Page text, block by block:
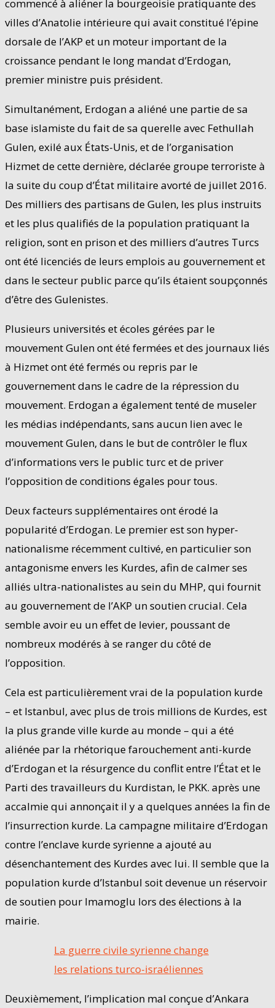
commencé à aliéner la bourgeoisie pratiquante des
villes d’Anatolie intérieure qui avait constitué l’épine
dorsale de l’AKP et un moteur important de la
croissance pendant le long mandat d’Erdogan,
premier ministre puis président.
Simultanément, Erdogan a aliéné une partie de sa
base islamiste du fait de sa querelle avec Fethullah
Gulen, exilé aux États-Unis, et de l’organisation
Hizmet de cette dernière, déclarée groupe terroriste à
la suite du coup d’État militaire avorté de juillet 2016.
Des milliers des partisans de Gulen, les plus instruits
et les plus qualifiés de la population pratiquant la
religion, sont en prison et des milliers d’autres Turcs
ont été licenciés de leurs emplois au gouvernement et
dans le secteur public parce qu’ils étaient soupçonnés
d’être des Gulenistes.
Plusieurs universités et écoles gérées par le
mouvement Gulen ont été fermées et des journaux liés
à Hizmet ont été fermés ou repris par le
gouvernement dans le cadre de la répression du
mouvement. Erdogan a également tenté de museler
les médias indépendants, sans aucun lien avec le
mouvement Gulen, dans le but de contrôler le flux
d’informations vers le public turc et de priver
l’opposition de conditions égales pour tous.
Deux facteurs supplémentaires ont érodé la
popularité d’Erdogan. Le premier est son hyper-
nationalisme récemment cultivé, en particulier son
antagonisme envers les Kurdes, afin de calmer ses
alliés ultra-nationalistes au sein du MHP, qui fournit
au gouvernement de l’AKP un soutien crucial. Cela
semble avoir eu un effet de levier, poussant de
nombreux modérés à se ranger du côté de
l’opposition.
Cela est particulièrement vrai de la population kurde
– et Istanbul, avec plus de trois millions de Kurdes, est
la plus grande ville kurde au monde – qui a été
aliénée par la rhétorique farouchement anti-kurde
d’Erdogan et la résurgence du conflit entre l’État et le
Parti des travailleurs du Kurdistan, le PKK. après une
accalmie qui annonçait il y a quelques années la fin de
l’insurrection kurde. La campagne militaire d’Erdogan
contre l’enclave kurde syrienne a ajouté au
désenchantement des Kurdes avec lui. Il semble que la
population kurde d’Istanbul soit devenue un réservoir
de soutien pour Imamoglu lors des élections à la
mairie.
La guerre civile syrienne change
les relations turco-israéliennes
Deuxièmement, l’implication mal conçue d’Ankara